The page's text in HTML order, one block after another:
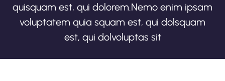
quisquam est, qui dolorem.Nemo enim ipsam
voluptatem quia squam est, qui dolsquam
est, qui dolvoluptas sit